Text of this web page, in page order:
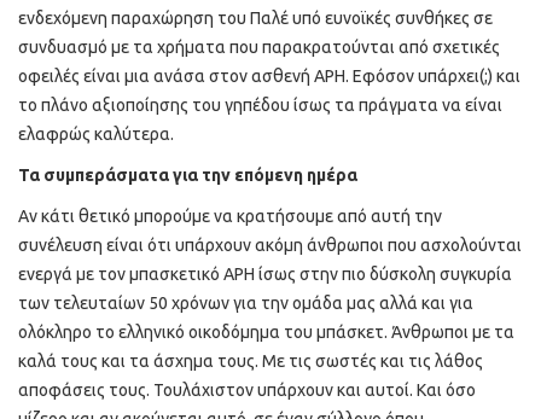
ενδεχόμενη παραχώρηση του Παλέ υπό ευνοϊκές συνθήκες σε
συνδυασμό με τα χρήματα που παρακρατούνται από σχετικές
οφειλές είναι μια ανάσα στον ασθενή ΑΡΗ. Εφόσον υπάρχει(;) και
το πλάνο αξιοποίησης του γηπέδου ίσως τα πράγματα να είναι
ελαφρώς καλύτερα.
Τα συμπεράσματα για την επόμενη ημέρα
Αν κάτι θετικό μπορούμε να κρατήσουμε από αυτή την
συνέλευση είναι ότι υπάρχουν ακόμη άνθρωποι που ασχολούνται
ενεργά με τον μπασκετικό ΑΡΗ ίσως στην πιο δύσκολη συγκυρία
των τελευταίων 50 χρόνων για την ομάδα μας αλλά και για
ολόκληρο το ελληνικό οικοδόμημα του μπάσκετ. Άνθρωποι με τα
καλά τους και τα άσχημα τους. Με τις σωστές και τις λάθος
αποφάσεις τους. Τουλάχιστον υπάρχουν και αυτοί. Και όσο